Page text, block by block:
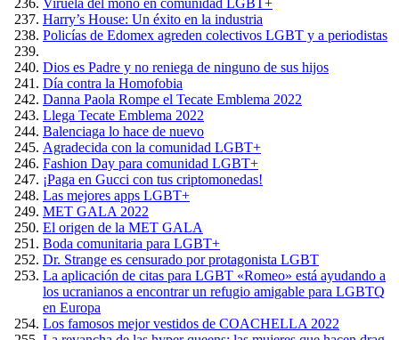
Viruela del mono en comunidad LGBT+
Harry’s House: Un éxito en la industria
Policías de Edomex agreden colectivos LGBT y a periodistas
Dios es Padre y no reniega de ninguno de sus hijos
Día contra la Homofobia
Danna Paola Rompe el Tecate Emblema 2022
Llega Tecate Emblema 2022
Balenciaga lo hace de nuevo
Agradecida con la comunidad LGBT+
Fashion Day para comunidad LGBT+
¡Paga en Gucci con tus criptomonedas!
Las mejores apps LGBT+
MET GALA 2022
El origen de la MET GALA
Boda comunitaria para LGBT+
Dr. Strange es censurado por protagonista LGBT
La aplicación de citas para LGBT «Romeo» está ayudando a
los ucranianos a encontrar un refugio amigable para LGBTQ
en Europa
Los famosos mejor vestidos de COACHELLA 2022